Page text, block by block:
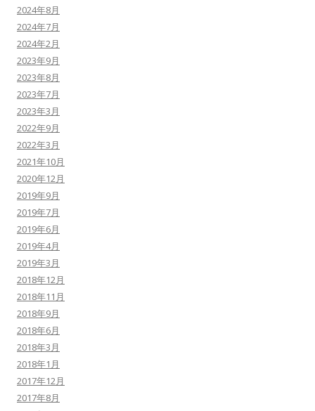
2024年8月
2024年7月
2024年2月
2023年9月
2023年8月
2023年7月
2023年3月
2022年9月
2022年3月
2021年10月
2020年12月
2019年9月
2019年7月
2019年6月
2019年4月
2019年3月
2018年12月
2018年11月
2018年9月
2018年6月
2018年3月
2018年1月
2017年12月
2017年8月